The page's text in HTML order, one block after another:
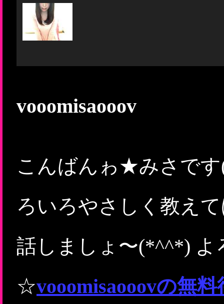
vooomisaooov
こんばんゎ★みさで
ろいろやさしく教え
話しましょ〜(*^^*) よ
☆vooomisaooovの無